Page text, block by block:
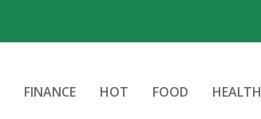
FINANCE HOT FOOD HEALTH